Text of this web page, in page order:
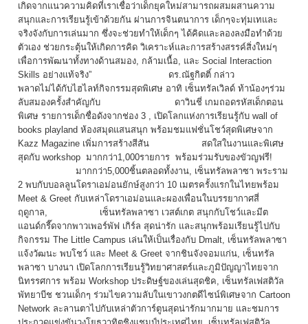
เกิดจากแนวความคิดที่เราเชื่อว่าเด็กยุคใหม่สามารถผสมผสานความ
สนุกและการเรียนรู้เข้าด้วยกัน ผ่านการจินตนาการ เด็กๆจะทุ่มเทและ
จริงจังกับการเล่นมาก ซึ่งจะช่วยทำให้เด็กๆ ได้คิดและลองลงมือทำด้วย
ตัวเอง ช่วยกระตุ้นให้เกิดการคิด วิเคราะห์และการสร้างสรรค์สิ่งใหม่ๆ
เพื่อการพัฒนาทั้งทางด้านสมอง, กล้ามเนื้อ, และ Social Interaction
Skills อย่างแท้จริง” ดร.ณัฐกิตติ์ กล่าว
พลาดไม่ได้กับไฮไลท์กิจกรรมสุดพิเศษ อาทิ เซ็นทรัลเวิลด์ ท้าน้องๆร่วม
ลับสมองครั้งสำคัญกับ ดาวินชี่ เกมถอดรหัสเด็กตอน
พิเศษ รายการเด็กชื่อดังจากช่อง 3 , เปิดโลกแห่งการเรียนรู้กับ wall of
books playland ห้องสมุดแสนสนุก พร้อมชมแฟชั่นโชว์สุดพิเศษจาก
Kazz Magazine เพิ่มการสร้างสีสัน สดใสในงานและพิเศษ
สุดกับ workshop มากกว่า1,000รายการ พร้อมร่วมรับของขัวญฟรี!
มากกว่า5,000ชิ้นตลอดทั้งงาน, เซ็นทรัลพลาซา พระราม
2 พบกับบอลลูนโดราเอม่อนยักษ์สูงกว่า 10 เมตรครั้งแรกในไทยพร้อม
Meet & Greet กับเหล่าโดราเอม่อนและผองเพื่อนในบรรยากาศสี่
ฤดูกาล, เซ็นทรัลพลาซา เวสต์เกต สนุกกับโชว์และมีต
แอนด์กรี๊ดจากพาวเพอร์พัฟ เกิร์ล สุดน่ารัก และสนุกพร้อมเรียนรู้ไปกับ
กิจกรรม The Little Campus เล่นให้เป็นเรื่องกับ Dmalt, เซ็นทรัลพลาซา
แจ้งวัฒนะ พบโชว์ และ Meet & Greet จากชินจังจอมแก่น, เซ็นทรัล
พลาซา บางนา เปิดโลกการเรียนรู้วิทยาศาสตร์และภูมิปัญญาไทยจาก
นิทรรศการ พร้อม Workshop ประดิษฐ์ของเล่นสุดชิค, เซ็นทรัลเฟสติวัล
พัทยาบีช ชวนเด็กๆ ร่วมไขความลับในเขาวงกตดีไซน์พิเศษจาก Cartoon
Network ละลานตาไปกับเหล่าตัวการ์ตูนสุดน่ารักมากมาย และชมการ